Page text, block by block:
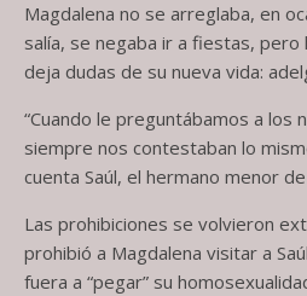
Magdalena no se arreglaba, en
salía, se negaba ir a fiestas, pero
deja dudas de su nueva vida:
“Cuando le preguntábamos a los
siempre nos contestaban lo
cuenta Saúl, el hermano menor
Las prohibiciones se volvieron
prohibió a Magdalena visitar a
fuera a “pegar” su